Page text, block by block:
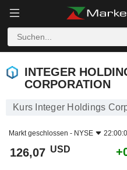
INTEGER
CORPORATION
Kurs Integer Holdings
Markt geschlossen - NYSE
126,07 USD